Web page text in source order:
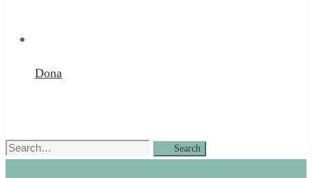
Dona
Search
Search